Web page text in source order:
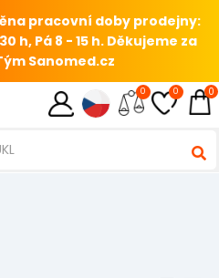
pracovní doby prodejny:
h, Pá 8 - 15 h. Děkujeme za
Sanomed.cz
0 0 0